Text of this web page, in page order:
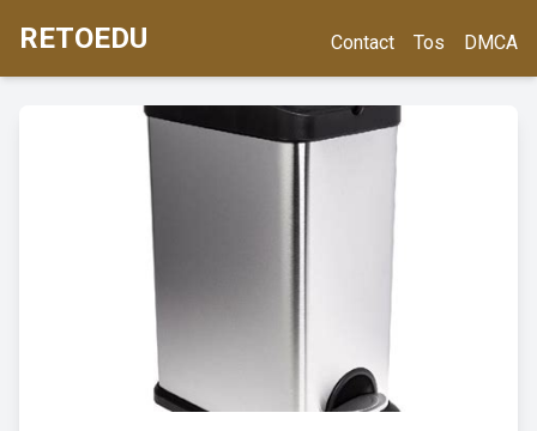
RETOEDU Contact Tos DMCA